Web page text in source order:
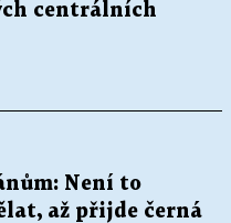
centrálních
Není to
až přijde černá